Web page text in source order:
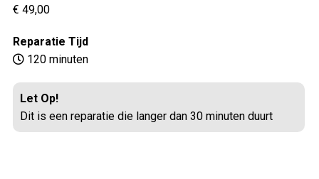
€ 49,00
Reparatie Tijd
120 minuten
Let Op!
Dit is een reparatie die langer dan 30 minuten duurt